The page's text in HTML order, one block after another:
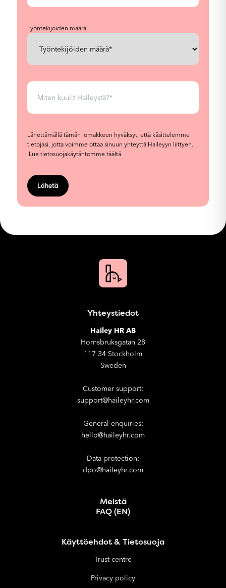
Työntekijöiden määrä
Lähettämällä tämän lomakkeen hyväksyt, että käsittelemme
tietojasi, jotta voimme ottaa sinuun yhteyttä Haileyyn liittyen.
Lue tietosuojakäytäntömme täältä.
Yhteystiedot
Hailey HR AB
Hornsbruksgatan 28
117 34 Stockholm
Sweden
Customer support:
support@haileyhr.com
General enquiries:
hello@haileyhr.com
Data protection:
dpo@haileyhr.com
Meistä
FAQ (EN)
Käyttöehdot & Tietosuoja
Trust centre
Privacy policy